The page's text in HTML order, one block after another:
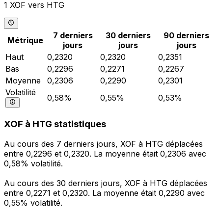
1 XOF vers HTG
Métrique
7 derniers
jours
30 derniers
jours
90 derniers
jours
Haut
0,2320 0,2320
0,2351
Bas
0,2296 0,2271
0,2267
Moyenne
0,2306 0,2290
0,2301
Volatilité
0,58% 0,55% 0,53%
XOF à HTG statistiques
Au cours des 7 derniers jours, XOF à HTG déplacées
entre 0,2296 et 0,2320. La moyenne était 0,2306 avec
0,58% volatilité.
Au cours des 30 derniers jours, XOF à HTG déplacées
entre 0,2271 et 0,2320. La moyenne était 0,2290 avec
0,55% volatilité.